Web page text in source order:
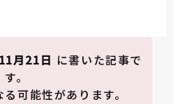
月21日 に書いた記事で
す。
可能性があります。